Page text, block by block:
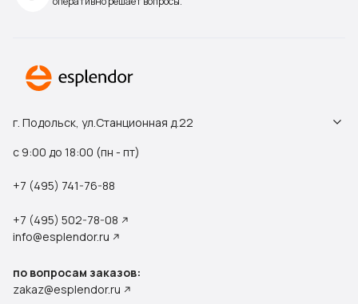
г. Подольск, ул.Станционная д.22
с 9:00 до 18:00 (пн - пт)
+7 (495) 741-76-88
+7 (495) 502-78-08
info@esplendor.ru
по вопросам заказов:
zakaz@esplendor.ru